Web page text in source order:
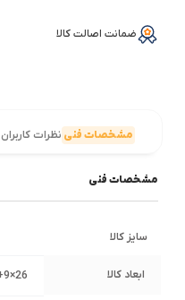
ضمانت اصالت کالا
مشخصات فنی نظرات کاربران
مشخصات فنی
سایز کالا
ابعاد کالا 26×33+9